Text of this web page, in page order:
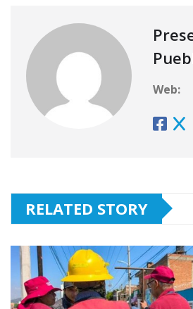
Web:
RELATED STORY